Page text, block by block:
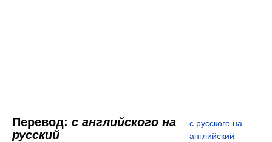
Перевод: с английского на
русский
с русского на
английский